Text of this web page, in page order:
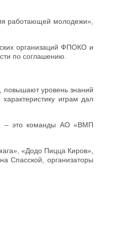
работающей молодежи»,
организаций ФПОКО и
по соглашению.
повышают уровень знаний
играм дал
– это команды АО «ВМП
«Додо Пицца Киров»,
Спасской, организаторы